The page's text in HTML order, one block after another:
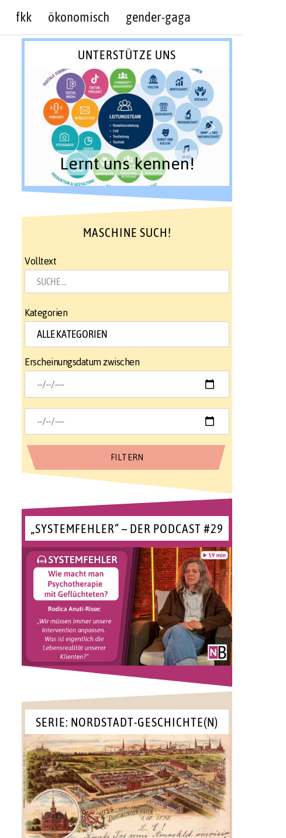
fkk ökonomisch gender-gaga
UNTERSTÜTZE UNS
Lernt uns kennen!
MASCHINE SUCH!
Volltext
Kategorien
Erscheinungsdatum zwischen
„SYSTEMFEHLER“ – DER PODCAST #29
SERIE: NORDSTADT-GESCHICHTE(N)